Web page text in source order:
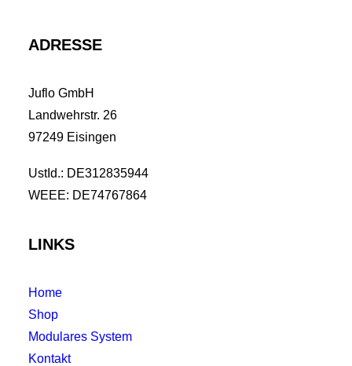
ADRESSE
Juflo GmbH
Landwehrstr. 26
97249 Eisingen
UstId.: DE312835944
WEEE: DE74767864
LINKS
Home
Shop
Modulares System
Kontakt